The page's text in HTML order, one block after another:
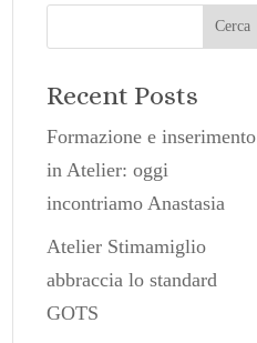
Recent Posts
Formazione e inserimento
in Atelier: oggi
incontriamo Anastasia
Atelier Stimamiglio
abbraccia lo standard
GOTS